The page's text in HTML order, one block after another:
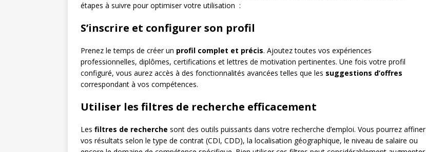
étapes à suivre pour optimiser votre utilisation :
S’inscrire et configurer son profil
Prenez le temps de créer un profil complet et précis. Ajoutez toutes vos expériences
professionnelles, diplômes, certifications et lettres de motivation pertinentes. Une fois votre profil
configuré, vous aurez accès à des fonctionnalités avancées telles que les suggestions d’offres
correspondant à vos compétences.
Utiliser les filtres de recherche efficacement
Les filtres de recherche sont des outils puissants dans votre recherche d’emploi. Vous pourrez affiner
vos résultats selon le type de contrat (CDI, CDD), la localisation géographique, le niveau de salaire ou